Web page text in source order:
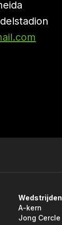
Wedstrijden
A-kern
Jong Cercle